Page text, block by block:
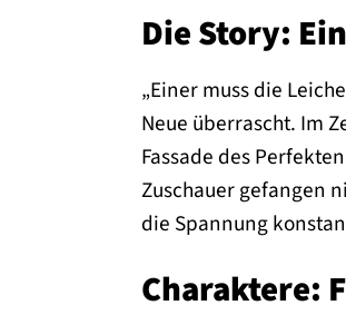
Die Story:
„Einer muss die
Neue überrascht. Im
Fassade des
Zuschauer gefangen
die Spannung
Charaktere: